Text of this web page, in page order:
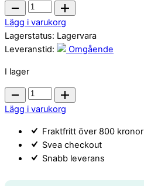
PVC
Adapter
50
x
mm
quantity
Lägg i varukorg
Lagerstatus: Lagervara
Leveranstid:
Omgående
I lager
PVC
Adapter
x
32
mm
Lägg i varukorg
Fraktfritt över 800 kronor
Svea checkout
Snabb leverans